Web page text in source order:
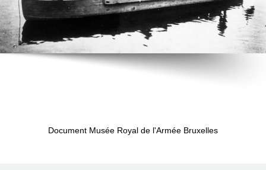
Document Musée Royal de l'Armée Bruxelles